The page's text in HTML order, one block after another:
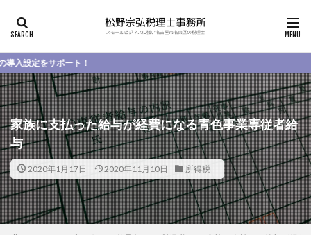
ート！
家族に支払った給与が経費になる青色事業専従者給
与
2020年1月17日 2020年11月10日 所得税